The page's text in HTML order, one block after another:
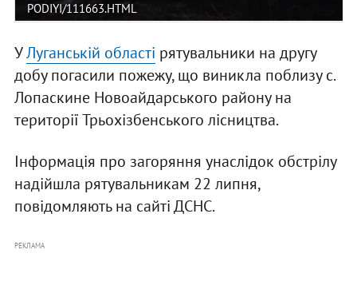
PODIYI/111663.HTML
УЛуганській області рятувальники на другу
добу погасили пожежу, що виникла поблизу с.
Лопаскине Новоайдарського району на
території Трьохізбенського лісництва.
Інформація про загоряння унаслідок обстрілу
надійшла рятувальникам 22 липня,
повідомляють на сайті ДСНС.
РЕКЛАМА